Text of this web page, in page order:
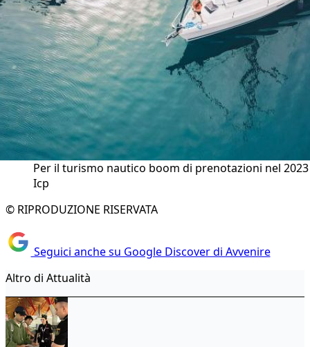
Per il turismo nautico boom di prenotazioni nel
Icp
© RIPRODUZIONE RISERVATA
Seguici anche su Google Discover di Avvenire
Altro di Attualità